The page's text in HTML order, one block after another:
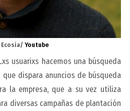
Youtube
usuarixs hacemos una búsqueda
dispara anuncios de búsqueda
la empresa, que a su vez utiliza
diversas campañas de plantación